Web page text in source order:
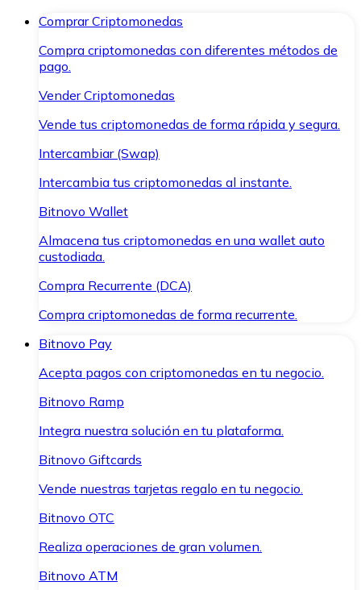
Comprar Criptomonedas
Compra criptomonedas con diferentes métodos de
pago.
Vender Criptomonedas
Vende tus criptomonedas de forma rápida y segura.
Intercambiar (Swap)
Intercambia tus criptomonedas al instante.
Bitnovo Wallet
Almacena tus criptomonedas en una wallet auto
custodiada.
Compra Recurrente (DCA)
Compra criptomonedas de forma recurrente.
Bitnovo Pay
Acepta pagos con criptomonedas en tu negocio.
Bitnovo Ramp
Integra nuestra solución en tu plataforma.
Bitnovo Giftcards
Vende nuestras tarjetas regalo en tu negocio.
Bitnovo OTC
Realiza operaciones de gran volumen.
Bitnovo ATM